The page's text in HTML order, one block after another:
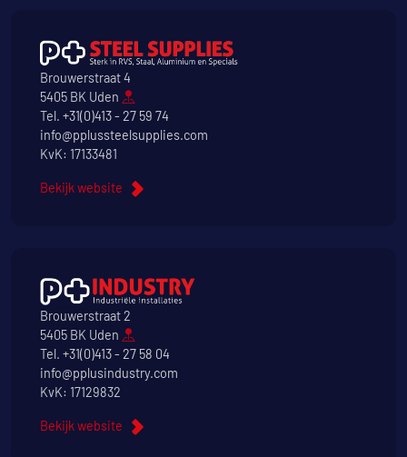
Brouwerstraat 4
5405 BK Uden
Tel. +31(0)413 - 27 59 74
info@pplussteelsupplies.com
KvK: 17133481
Bekijk website
Brouwerstraat 2
5405 BK Uden
Tel. +31(0)413 - 27 58 04
info@pplusindustry.com
KvK: 17129832
Bekijk website